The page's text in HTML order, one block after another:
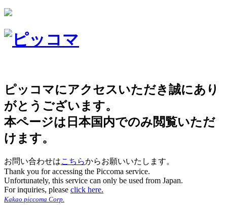
ピッコマにアクセスいただき誠にあり
がとうございます。
本ページは日本国内でのみ閲覧いただ
けます。
お問い合わせはこちらからお願いいたします。
Thank you for accessing the Piccoma service.
Unfortunately, this service can only be used from Japan.
For inquiries, please click here.
Kakao piccoma Corp.